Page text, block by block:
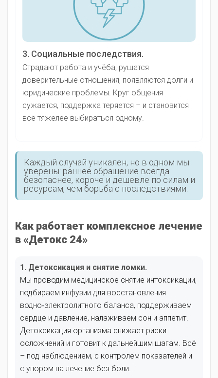
3. Социальные последствия.
Страдают работа и учёба, рушатся
доверительные отношения, появляются долги и
юридические проблемы. Круг общения
сужается, поддержка теряется – и становится
всё тяжелее выбираться одному.
Каждый случай уникален, но в одном мы
уверены: раннее обращение всегда
безопаснее, короче и дешевле по силам и
ресурсам, чем борьба с последствиями.
Как работает комплексное лечение
в «Детокс 24»
1. Детоксикация и снятие ломки.
Мы проводим медицинское снятие интоксикации,
подбираем инфузии для восстановления
водно‑электролитного баланса, поддерживаем
сердце и давление, налаживаем сон и аппетит.
Детоксикация организма снижает риски
осложнений и готовит к дальнейшим шагам. Всё
– под наблюдением, с контролем показателей и
с упором на лечение без боли.